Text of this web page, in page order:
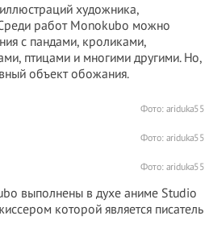
художника,
работ Monokubo можно
с пандами, кроликами,
птицами и многими другими. Но,
объект обожания.
Фото: ariduka55
Фото: ariduka55
Фото: ariduka55
выполнены в духе аниме Studio
которой является писатель